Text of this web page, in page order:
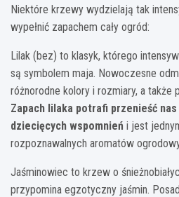
Niektóre krzewy wydzielają tak
wypełnić zapachem cały ogród:
Lilak (bez) to klasyk, którego
są symbolem maja. Nowoczesne
różnorodne kolory i rozmiary, a także
Zapach lilaka potrafi przenieść
dziecięcych wspomnień i jest
rozpoznawalnych aromatów
Jaśminowiec to krzew o
przypomina egzotyczny jaśmin.